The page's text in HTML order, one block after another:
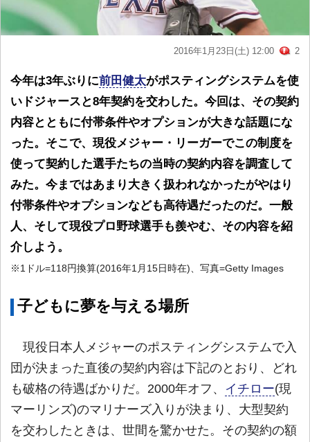
2016年1月23日(土) 12:00 2
今年は3年ぶりに前田健太がポスティングシステムを使
いドジャースと8年契約を交わした。今回は、その契約
内容とともに付帯条件やオプションが大きな話題にな
った。そこで、現役メジャー・リーガーでこの制度を
使って契約した選手たちの当時の契約内容を調査して
みた。今まではあまり大きく扱われなかったがやはり
付帯条件やオプションなども高待遇だったのだ。一般
人、そして現役プロ野球選手も羨やむ、その内容を紹
介しよう。
※1ドル=118円換算(2016年1月15日時在)、写真=Getty Images
子どもに夢を与える場所
現役日本人メジャーのポスティングシステムで入
団が決まった直後の契約内容は下記のとおり、どれ
も破格の待遇ばかりだ。2000年オフ、 イチロー(現
マーリンズ)のマリナーズ入りが決まり、大型契約
を交わしたときは、世間を驚かせた。その契約の額